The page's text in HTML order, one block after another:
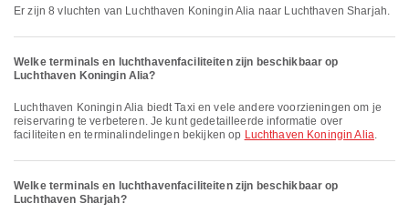
Er zijn 8 vluchten van Luchthaven Koningin Alia naar Luchthaven Sharjah.
Welke terminals en luchthavenfaciliteiten zijn beschikbaar op
Luchthaven Koningin Alia?
Luchthaven Koningin Alia biedt Taxi en vele andere voorzieningen om je
reiservaring te verbeteren. Je kunt gedetailleerde informatie over
faciliteiten en terminalindelingen bekijken op Luchthaven Koningin Alia.
Welke terminals en luchthavenfaciliteiten zijn beschikbaar op
Luchthaven Sharjah?